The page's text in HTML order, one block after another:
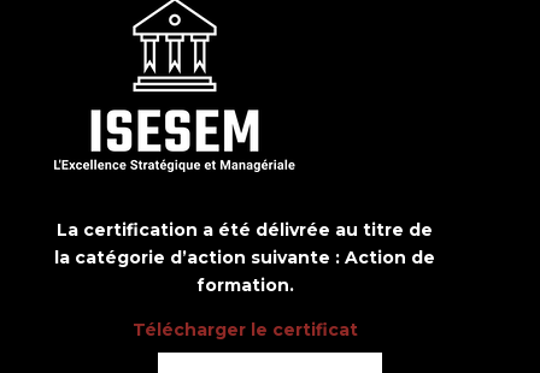
La certification a été délivrée au titre de
la catégorie d’action suivante : Action de
formation.
Télécharger le certificat